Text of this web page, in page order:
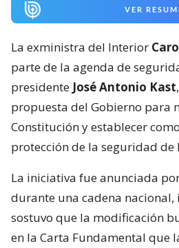
VER
La exministra del Interior
parte de la agenda de
presidente José Antonio Kast
propuesta del Gobierno para
Constitución y establecer
protección de la seguridad de
La iniciativa fue anunciada
durante una cadena nacional,
sostuvo que la modificación
en la Carta Fundamental que